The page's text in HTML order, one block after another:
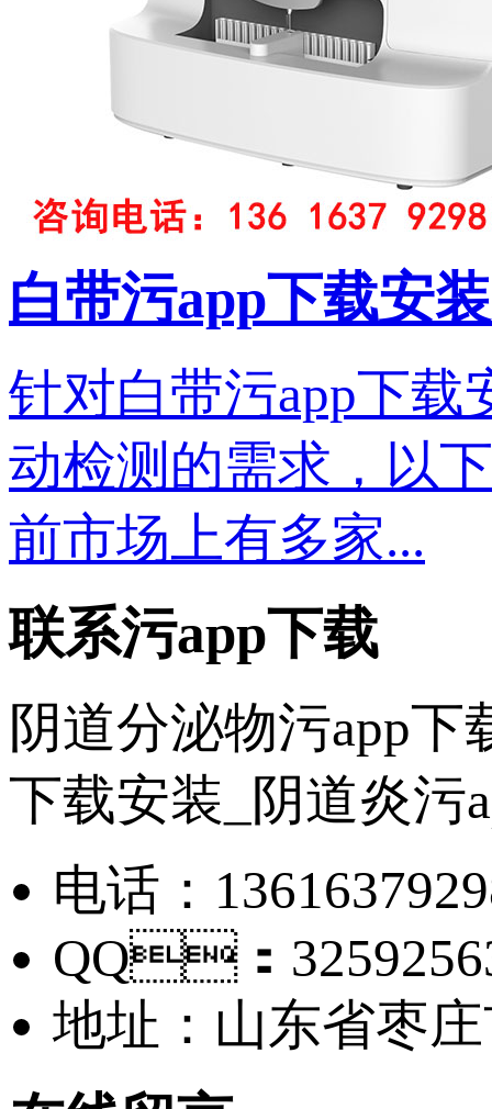
白带污app下载安
针对白带污app下载
动检测的需求，以
前市场上有多家...
联系污app下载
阴道分泌物污app下
下载安装_阴道炎污
电话：
QQ：
地址：山东省